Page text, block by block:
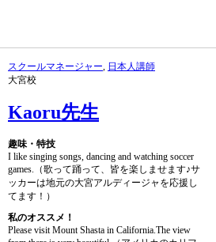
スクールマネージャー, 日本人講師
大宮校
Kaoru先生
趣味・特技
I like singing songs, dancing and watching soccer
games.（歌って踊って、皆を楽しませます♪サ
ッカーは地元の大宮アルディージャを応援し
てます！）
私のオススメ！
Please visit Mount Shasta in California.The view